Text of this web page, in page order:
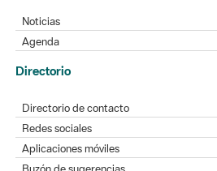
Noticias
Agenda
Directorio
Directorio de contacto
Redes sociales
Aplicaciones móviles